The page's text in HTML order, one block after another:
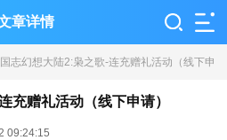
章详情
志幻想大陆2:枭之歌-连充赠礼活动（线下申
充赠礼活动（线下申请）
09:24:15